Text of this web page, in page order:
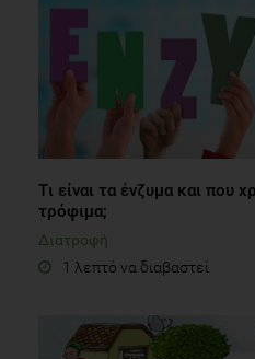
Tι είναι τα ένζυμα και που
τρόφιμα;
Διατροφή
1 λεπτό να διαβαστεί